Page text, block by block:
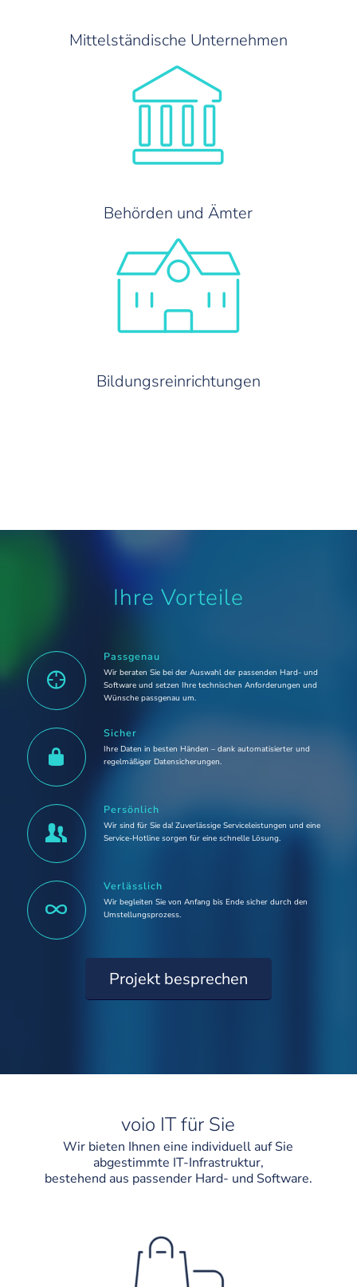
Mittelständische Unternehmen
Behörden und Ämter
Bildungsreinrichtungen
Ihre Vorteile
Passgenau
Wir beraten Sie bei der Auswahl der passenden Hard- und
Software und setzen Ihre technischen Anforderungen und
Wünsche passgenau um.
Sicher
Ihre Daten in besten Händen – dank automatisierter und
regelmäßiger Datensicherungen.
Persönlich
Wir sind für Sie da! Zuverlässige Serviceleistungen und eine
Service-Hotline sorgen für eine schnelle Lösung.
Verlässlich
Wir begleiten Sie von Anfang bis Ende sicher durch den
Umstellungsprozess.
Projekt besprechen
voio IT für Sie
Wir bieten Ihnen eine individuell auf Sie
abgestimmte IT-Infrastruktur,
bestehend aus passender Hard- und Software.
Beschaffung